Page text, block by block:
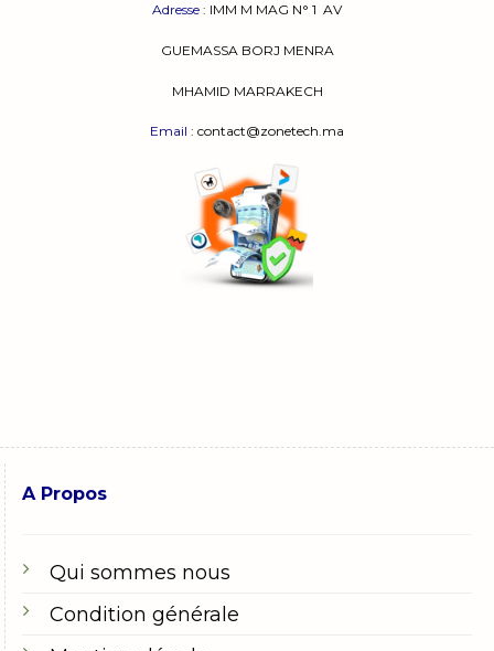
Adresse : IMM M MAG N° 1 AV
GUEMASSA BORJ MENRA
MHAMID MARRAKECH
Email : contact@zonetech.ma
A Propos
Qui sommes nous
Condition générale